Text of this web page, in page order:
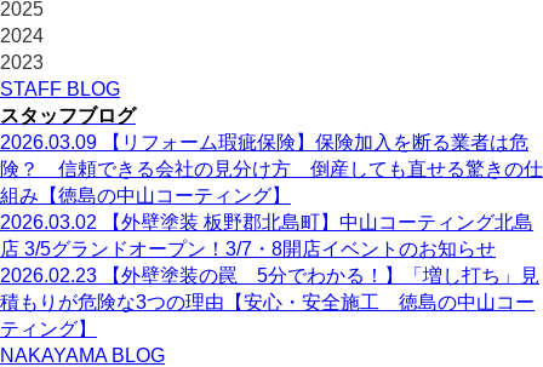
2025
2024
2023
STAFF BLOG
スタッフブログ
2026.03.09
【リフォーム瑕疵保険】保険加入を断る業者は危
険？ 信頼できる会社の見分け方 倒産しても直せる驚きの仕
組み【徳島の中山コーティング】
2026.03.02
【外壁塗装 板野郡北島町】中山コーティング北島
店 3/5グランドオープン！3/7・8開店イベントのお知らせ
2026.02.23
【外壁塗装の罠 5分でわかる！】「増し打ち」見
積もりが危険な3つの理由【安心・安全施工 徳島の中山コー
ティング】
NAKAYAMA BLOG